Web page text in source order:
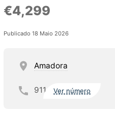
€4,299
Publicado 18 Maio 2026
Amadora
911 Ver número